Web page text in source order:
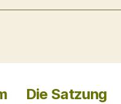
Die Satzung